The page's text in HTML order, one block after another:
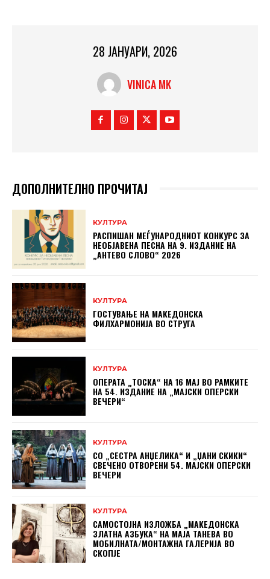
28 ЈАНУАРИ, 2026
VINICA MK
ДОПОЛНИТЕЛНО ПРОЧИТАЈ
КУЛТУРА
РАСПИШАН МЕЃУНАРОДНИОТ КОНКУРС ЗА
НЕОБЈАВЕНА ПЕСНА НА 9. ИЗДАНИЕ НА
„АНТЕВО СЛОВО“ 2026
КУЛТУРА
ГОСТУВАЊЕ НА МАКЕДОНСКА
ФИЛХАРМОНИЈА ВО СТРУГА
КУЛТУРА
ОПЕРАТА „ТОСКА“ НА 16 МАЈ ВО РАМКИТЕ
НА 54. ИЗДАНИЕ НА „МАЈСКИ ОПЕРСКИ
ВЕЧЕРИ“
КУЛТУРА
СО „СЕСТРА АНЏЕЛИКА“ И „ЏАНИ СКИКИ“
СВЕЧЕНО ОТВОРЕНИ 54. МАЈСКИ ОПЕРСКИ
ВЕЧЕРИ
КУЛТУРА
САМОСТОЈНА ИЗЛОЖБА „МАКЕДОНСКА
ЗЛАТНА АЗБУКА“ НА МAЈА ТАНЕВА ВО
МОБИЛНАТА/МОНТАЖНА ГАЛЕРИЈА ВО
СКОПЈЕ